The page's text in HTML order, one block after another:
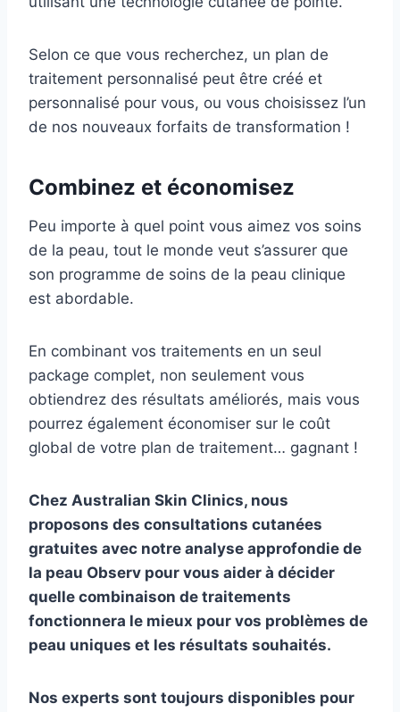
Selon ce que vous recherchez, un plan de
traitement personnalisé peut être créé et
personnalisé pour vous, ou vous choisissez l’un
de nos nouveaux forfaits de transformation !
Combinez et économisez
Peu importe à quel point vous aimez vos soins
de la peau, tout le monde veut s’assurer que
son programme de soins de la peau clinique
est abordable.
En combinant vos traitements en un seul
package complet, non seulement vous
obtiendrez des résultats améliorés, mais vous
pourrez également économiser sur le coût
global de votre plan de traitement… gagnant !
Chez Australian Skin Clinics, nous
proposons des consultations cutanées
gratuites avec notre analyse approfondie de
la peau Observ pour vous aider à décider
quelle combinaison de traitements
fonctionnera le mieux pour vos problèmes de
peau uniques et les résultats souhaités.
Nos experts sont toujours disponibles pour